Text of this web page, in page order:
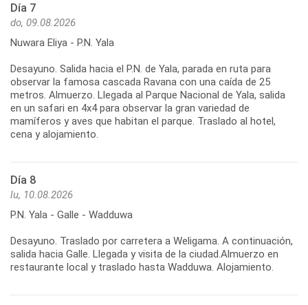
Día 7
do, 09.08.2026
Nuwara Eliya - P.N. Yala
Desayuno. Salida hacia el P.N. de Yala, parada en ruta para
observar la famosa cascada Ravana con una caída de 25
metros. Almuerzo. Llegada al Parque Nacional de Yala, salida
en un safari en 4x4 para observar la gran variedad de
mamíferos y aves que habitan el parque. Traslado al hotel,
Día 8
lu, 10.08.2026
P.N. Yala - Galle - Wadduwa
Desayuno. Traslado por carretera a Weligama. A continuación,
salida hacia Galle. Llegada y visita de la ciudad.Almuerzo en